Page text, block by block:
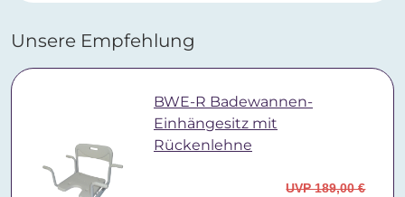
Unsere Empfehlung
BWE-R Badewannen-
Einhängesitz mit
Rückenlehne
UVP 189,00 €